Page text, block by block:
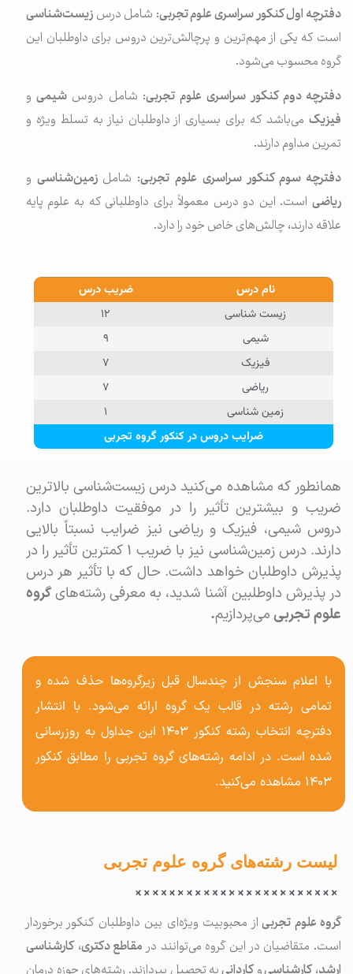
دفترچه اول کنکور سراسری علوم تجربی: شامل درسزیست‌شناسی
است که یکی از مهم‌ترین و پرچالش‌ترین دروس برای داوطلبان این
گروه محسوب می‌شود.
دفترچه دوم کنکور سراسری علومتجربی: شامل دروس شیمیو
فیزیک می‌باشد که برای بسیاری از داوطلبان نیاز به تسلط ویژه و
تمرین مداوم دارند.
دفترچه سوم کنکور سراسری علوم تجربی: شاملزمین‌شناسی و
ریاضی است. این دو درس معمولاً برای داوطلبانی که به علوم پایه
علاقه دارند، چالش‌های خاص خود را دارد.
نام درس ضریب درس
ضرایب دروس در کنکور گروه تجربی
زیست شناسی
۱۲
شیمی
۹
فیزیک
۷
ریاضی
۷
زمین شناسی
۱
همانطور که مشاهده می‌کنید درس زیست‌شناسی بالاترین
ضریب و بیشترین تأثیر را در موفقیت داوطلبان دارد.
دروس شیمی، فیزیک و ریاضی نیز ضرایب نسبتاً بالایی
دارند. درس زمین‌شناسی نیز با ضریب ۱ کمترین تأثیر را در
پذیرش داوطلبان خواهد داشت. حال که با تأثیر هر درس
در پذیرش داوطلبین آشنا شدید، به معرفی رشته‌هایگروه
علوم تجربیمی‌پردازیم.
با اعلام سنجش از چندسال قبل زیرگروه‌ها حذف شده و
تمامی رشته در قالب یک گروه ارائه می‌شود. با انتشار
دفترچه انتخاب رشته کنکور ۱۴۰۳ این جداول به روزرسانی
شده است. در ادامه رشته‌های گروه تجربی را مطابق کنکور
۱۴۰۳ مشاهده می‌کنید.
لیست رشته‌های گروه علوم تجربی
گروه علوم تجربیاز محبوبیت ویژه‌ای بین داوطلبان کنکور برخوردار
است. متقاضیان در این گروه می‌توانند درمقاطع دکتری،کارشناسی